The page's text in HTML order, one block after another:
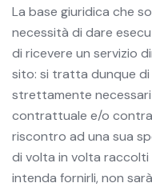
La base giuridica che
necessità di dare
di ricevere un servizio
sito: si tratta dunque
strettamente
contrattuale e/o
riscontro ad una sua
di volta in volta
intenda fornirli, non